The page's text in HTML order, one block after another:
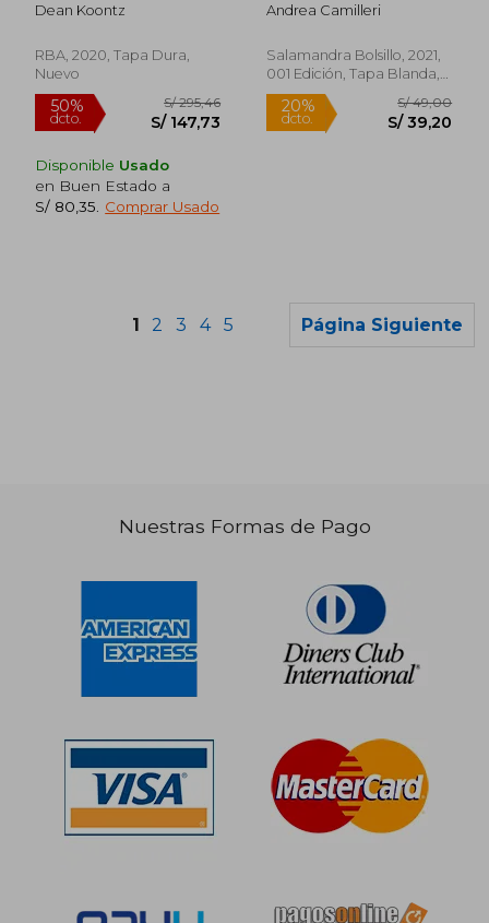
S/ 57,63
Dean Koontz
RBA, 2020, Tapa Dura,
Nuevo
Disponible Usado
en Buen Estado a
S/ 80,35
Comprar Usado
Andrea Camilleri
Salamandra Bolsillo, 2021,
001 Edición, Tapa Blanda,
Nuevo
1 2 3 4 5 Página Siguiente
Nuestras Formas de Pago